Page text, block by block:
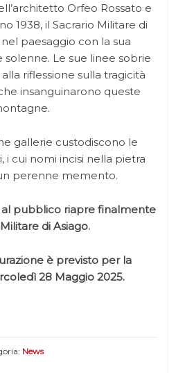
Orfeo Rossato e
1938, il Sacrario Militare di
paesaggio con la sua
Le sue linee sobrie
riflessione sulla tragicità
insanguinarono queste
gallerie custodiscono le
i cui nomi incisi nella pietra
perenne memento.
al pubblico riapre finalmente
di Asiago.
è previsto per la
28 Maggio 2025.
News